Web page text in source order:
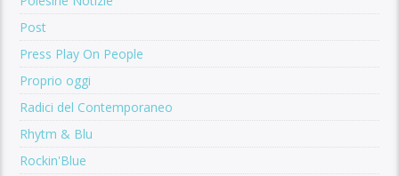
Post
Press Play On People
Proprio oggi
Radici del Contemporaneo
Rhytm & Blu
Rockin'Blue